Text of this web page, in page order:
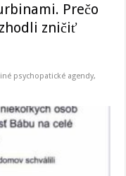
Prečo
zničiť
psychopatické agendy,